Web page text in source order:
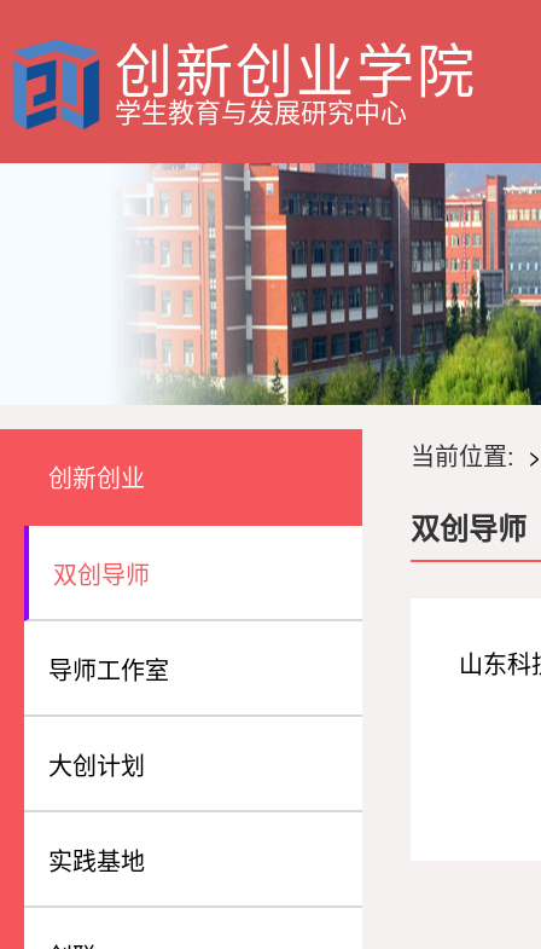
创新创业学院
学生教育与发展研究中心
创新创业
双创导师
导师工作室
大创计划
实践基地
当前位置:
双创导师
山东科